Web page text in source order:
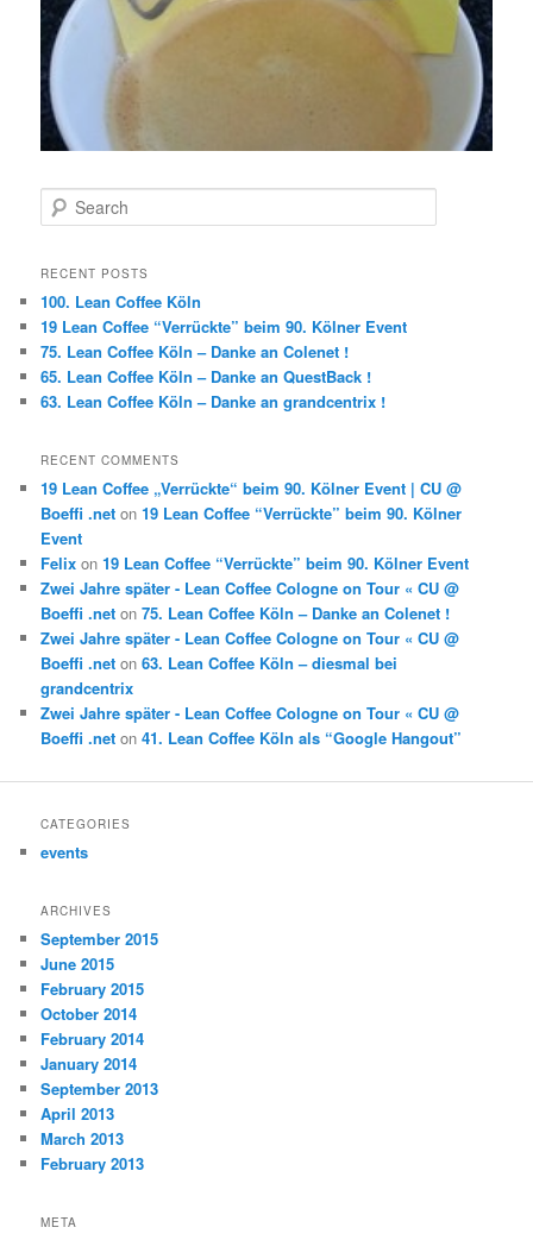
e
r
h
RECENT POSTS
100. Lean Coffee Köln
19 Lean Coffee “Verrückte” beim 90. Kölner Event
75. Lean Coffee Köln – Danke an Colenet !
65. Lean Coffee Köln – Danke an QuestBack !
63. Lean Coffee Köln – Danke an grandcentrix !
RECENT COMMENTS
19 Lean Coffee „Verrückte“ beim 90. Kölner Event | CU @
Boeffi .net on19 Lean Coffee “Verrückte” beim 90. Kölner
Event
Felix on19 Lean Coffee “Verrückte” beim 90. Kölner Event
Zwei Jahre später - Lean Coffee Cologne on Tour « CU @
Boeffi .net on75. Lean Coffee Köln – Danke an Colenet !
Zwei Jahre später - Lean Coffee Cologne on Tour « CU @
Boeffi .net on63. Lean Coffee Köln – diesmal bei
grandcentrix
Zwei Jahre später - Lean Coffee Cologne on Tour « CU @
Boeffi .net on41. Lean Coffee Köln als “Google Hangout”
CATEGORIES
events
ARCHIVES
September 2015
June 2015
February 2015
October 2014
February 2014
January 2014
September 2013
April 2013
March 2013
February 2013
META